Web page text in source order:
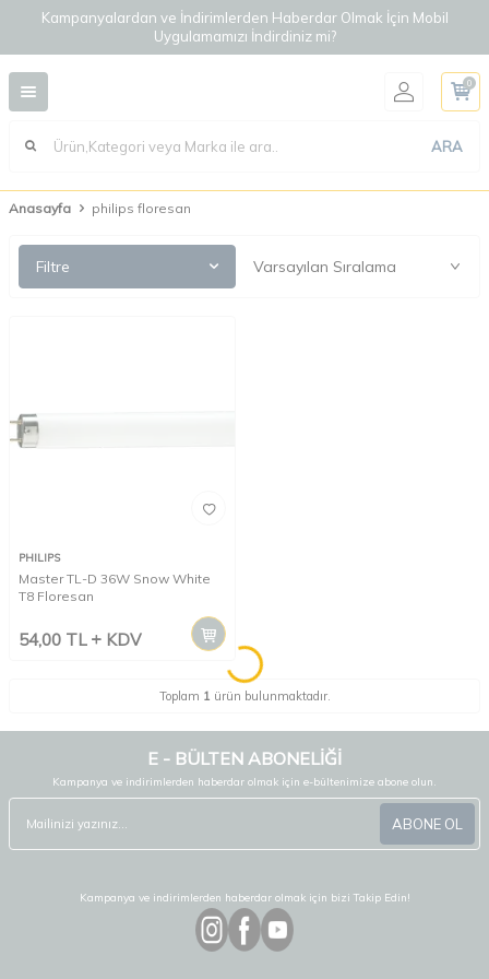
Kampanyalardan ve İndirimlerden Haberdar Olmak İçin Mobil
Uygulamamızı İndirdiniz mi?
ARA
0
Anasayfa philips floresan
Filtre
PHILIPS
Master TL-D 36W Snow White
T8 Floresan
54,00 TL KDV
Toplam 1 ürün bulunmaktadır.
E - BÜLTEN ABONELİĞİ
Kampanya ve indirimlerden haberdar olmak için e-bültenimize abone olun.
ABONE OL
Kampanya ve indirimlerden haberdar olmak için bizi Takip Edin!